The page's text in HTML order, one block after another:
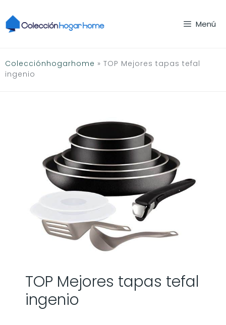
al
contenido
Menú
Colecciónhogarhome » TOP Mejores tapas tefal
ingenio
TOP Mejores tapas tefal
ingenio